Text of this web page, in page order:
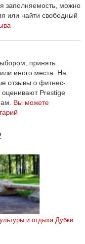
заполняемость, можно
или найти свободный
принять
иного места. На
отзывы о фитнес-
Prestige
Вы можете
и отдыха Дубки